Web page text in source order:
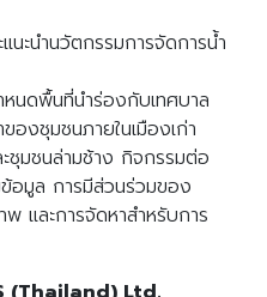
นะนำนวัตกรรมการจัดการน้ำ
นดพื้นที่นำร่องกับเทศบาล
องชุมชนภายในเมืองเก่า
ชุมชนล่ามช้าง กิจกรรมต่อ
อมูล การมีส่วนร่วมของ
และการจัดหาสำหรับการ